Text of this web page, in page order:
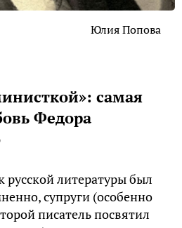
Юлия Попова
самая
Федора
русской литературы был
супруги (особенно
писатель посвятил